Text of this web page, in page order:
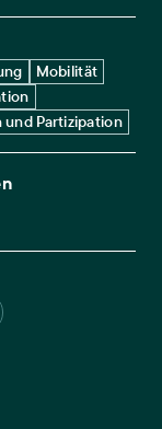
Mobilität
und Partizipation